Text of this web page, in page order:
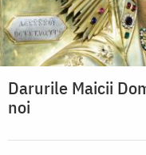
Darurile Maicii
noi